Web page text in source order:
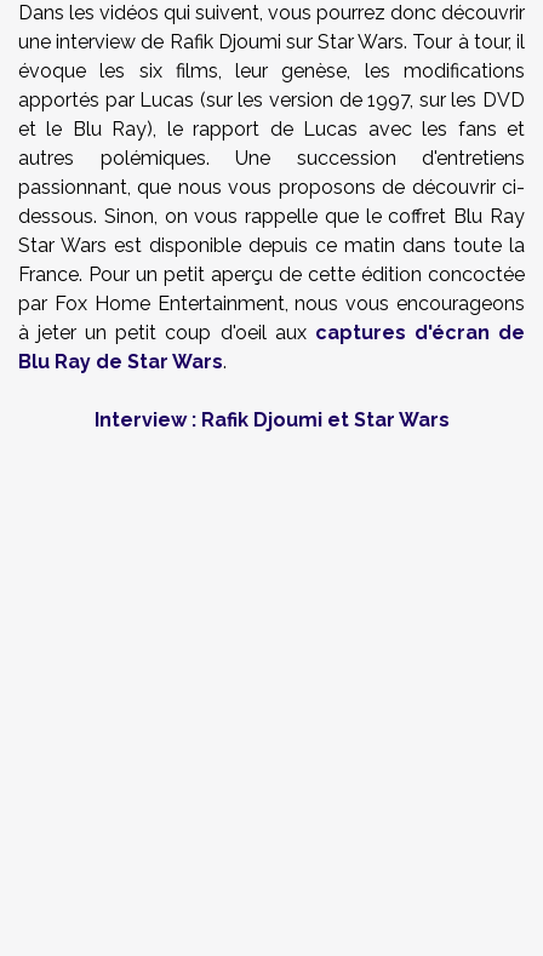
Dans les vidéos qui suivent, vous pourrez donc découvrir
une interview de Rafik Djoumi sur Star Wars. Tour à tour, il
évoque les six films, leur genèse, les modifications
apportés par Lucas (sur les version de 1997, sur les DVD
et le Blu Ray), le rapport de Lucas avec les fans et
autres polémiques. Une succession d'entretiens
passionnant, que nous vous proposons de découvrir ci-
dessous. Sinon, on vous rappelle que le coffret Blu Ray
Star Wars est disponible depuis ce matin dans toute la
France. Pour un petit aperçu de cette édition concoctée
par Fox Home Entertainment, nous vous encourageons
à jeter un petit coup d'oeil aux captures d'écran de
Blu Ray de Star Wars.
Interview : Rafik Djoumi et Star Wars